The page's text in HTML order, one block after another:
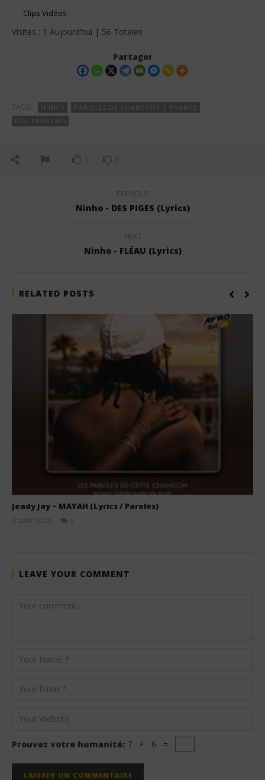
Clips Vidéos
Visites : 1 Aujourd’hui | 56 Totales
Partager
TAGS: NINHO
PAROLES DE CHANSONS | FRANCE
RAP FRANÇAIS
0 0
PREVIOUS
Ninho - DES PIGES (Lyrics)
NEXT
Ninho - FLÉAU (Lyrics)
RELATED POSTS
Jeady Jay – MAYAH (Lyrics / Paroles)
6 août 2026
0
LEAVE YOUR COMMENT
Prouvez votre humanité: 7 + 6 =